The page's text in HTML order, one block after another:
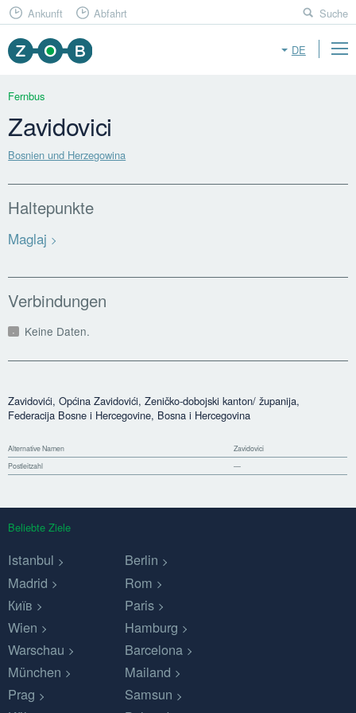
DE
Ankunft Abfahrt Suche
Fernbus
Zavidovici
Bosnien und Herzegowina
Haltepunkte
Maglaj
Verbindungen
Keine Daten.
Zavidovići, Općina Zavidovići, Zeničko-dobojski kanton/ županija,
Federacija Bosne i Hercegovine, Bosna i Hercegovina
Alternative Namen
Zavidovici
Postleitzahl
—
Beliebte Ziele
Istanbul
Berlin
Madrid
Rom
Київ
Paris
Wien
Hamburg
Warschau
Barcelona
München
Mailand
Prag
Samsun